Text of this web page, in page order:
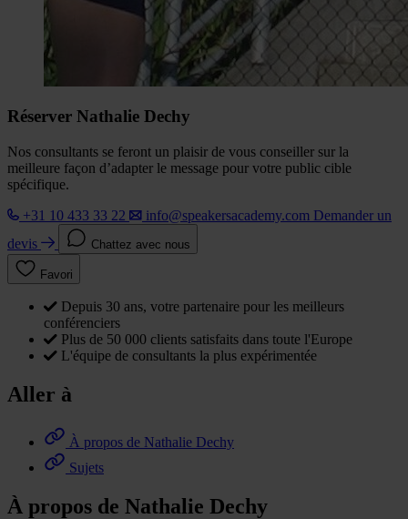
Réserver Nathalie Dechy
Nos consultants se feront un plaisir de vous conseiller sur la
meilleure façon d’adapter le message pour votre public cible
spécifique.
+31 10 433 33 22
info@speakersacademy.com Demander un
devis
Chattez avec nous
Favori
Depuis 30 ans, votre partenaire pour les meilleurs
conférenciers
Plus de 50 000 clients satisfaits dans toute l'Europe
L'équipe de consultants la plus expérimentée
Aller à
À propos de Nathalie Dechy
Sujets
À propos de Nathalie Dechy